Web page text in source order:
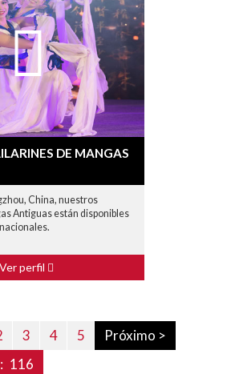
DE MANGAS
China, nuestros
Antiguas están disponibles
Ver perfil
3 4 5
Próximo >
116